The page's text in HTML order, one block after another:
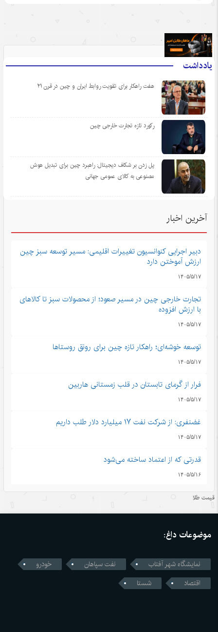
یادداشت
هفت راهکار برای تقویت روابط ایران و چین در قرن ۲۱
رکورد تازه تجارت خارجی چین
پل زدن بر شکاف دیجیتال: راهبرد چین برای تبدیل هوش
مصنوعی به کالای عمومی جهانی
.
آخرین اخبار
دبیر اجرایی کنوانسیون تغییرات اقلیمی: مسیر توسعه سبز چین
ارزش آموختن دارد
۱۴۰۵/۵/۱۷
تجارت خارجی چین در مسیر صعود؛ از محصولات سبز تا کالاهای
با ارزش افزوده
۱۴۰۵/۵/۱۷
توسعه خوشه‌ای؛ راهکار تازه چین برای رونق روستاها
۱۴۰۵/۵/۱۷
فرار از گرمای تابستان در قلب زمستانی هاربین
۱۴۰۵/۵/۱۷
غضنفری: از شرکت نفت ۱۷ میلیارد دلار طلب داریم
۱۴۰۵/۵/۱۷
قدرتی که از اعتماد ساخته می‌شود
۱۴۰۵/۵/۱۶
اندیشه‌های کلاسیک چین قسمت دوم: رشد و بالندگی همراه با
۱۴۰۵/۵/۱۶
رونمایی چین از نخستین استاندارد اجباری ایمنی خودروهای
قیمت طلا
موضوعات داغ:
نمایشگاه شهر آفتاب نفت سپاهان
خودرو
اقتصاد
شستا